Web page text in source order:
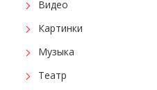
Видео
Картинки
Музыка
Театр